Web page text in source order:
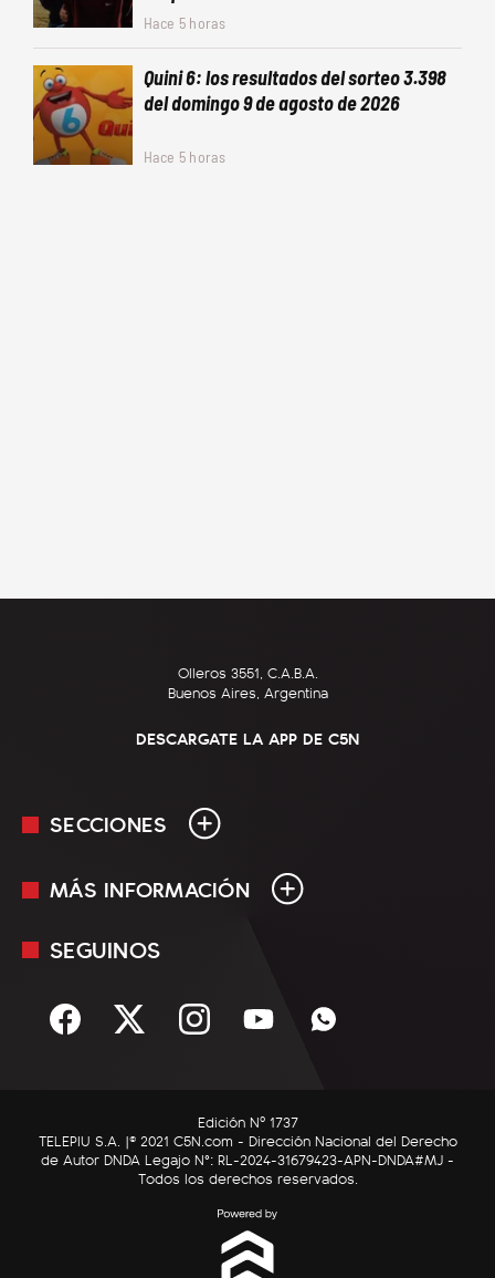
Hace 5 horas
Quini 6: los resultados del sorteo 3.398
del domingo 9 de agosto de 2026
Hace 5 horas
Olleros 3551, C.A.B.A.
Buenos Aires, Argentina
DESCARGATE LA APP DE C5N
SECCIONES
En Vivo
Sociedad
C5N Autos
RatingCero
MÁS INFORMACIÓN
Mediakit
Términos y condiciones
SEGUINOS
Edición Nº 1737
TELEPIU S.A. |© 2021 C5N.com - Dirección Nacional del Derecho
de Autor DNDA Legajo N°: RL-2024-31679423-APN-DNDA#MJ -
Todos los derechos reservados.